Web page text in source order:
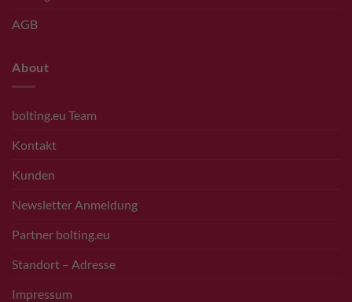
AGB
About
bolting.eu Team
Kontakt
Kunden
Newsletter Anmeldung
Partner bolting.eu
Standort – Adresse
Impressum